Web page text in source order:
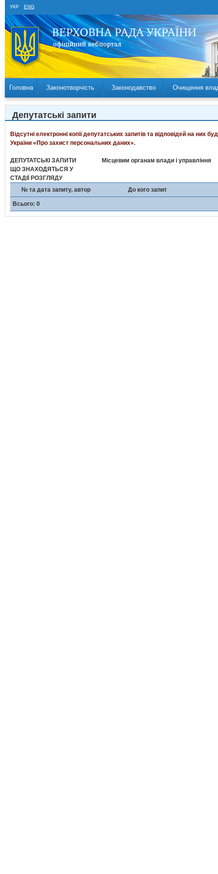
УКР ENG
Головна Законотворчість Законодавство Очищення
Депутатські запити
Відсутні електронні копії депутатських запитів та відповідей на
України «Про захист персональних даних».
ДЕПУТАТСЬКІ ЗАПИТИ
ЩО ЗНАХОДЯТЬСЯ У
СТАДІЇ РОЗГЛЯДУ
Місцевим органам влади і управління
№ та дата запиту, автор До кого запит
Всього: 0